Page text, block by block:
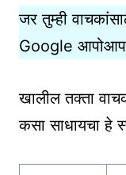
जर तुम्ही
Google
खालील तक्ता
कसा साधायचा हे